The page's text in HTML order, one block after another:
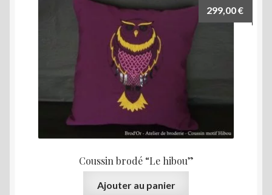
Coussin brodé “Le hibou”
299,00€
Ajouter au panier